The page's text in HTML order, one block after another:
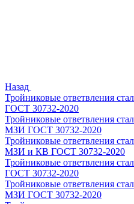
Назад
Тройниковые ответвления
ГОСТ 30732-2020
Тройниковые ответвления
МЗИ ГОСТ 30732-2020
Тройниковые ответвления
МЗИ и КВ ГОСТ 30732-2020
Тройниковые ответвления
ГОСТ 30732-2020
Тройниковые ответвления
МЗИ ГОСТ 30732-2020